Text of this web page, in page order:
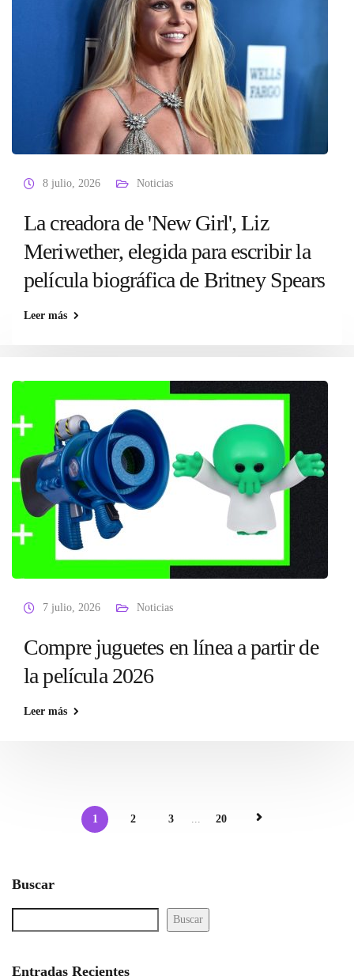
8 julio, 2026 Noticias
La creadora de 'New Girl', Liz
Meriwether, elegida para escribir la
película biográfica de Britney Spears
Leer más
7 julio, 2026 Noticias
Compre juguetes en línea a partir de
la película 2026
Leer más
1 2 3 ... 20
Buscar
Buscar
Entradas Recientes